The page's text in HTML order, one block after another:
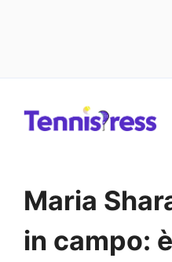
Maria
in campo: